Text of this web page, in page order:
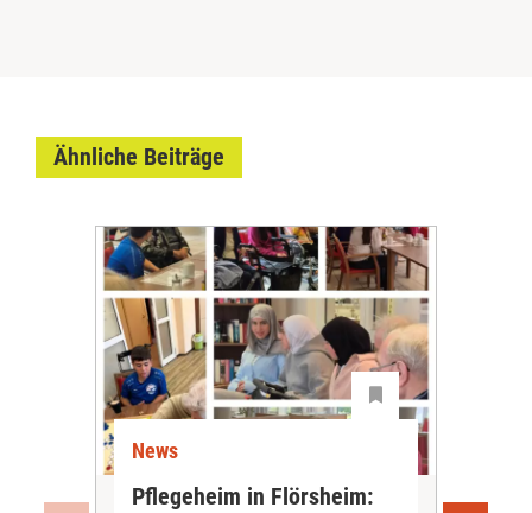
Ähnliche Beiträge
News
Pflegeheim in Flörsheim: